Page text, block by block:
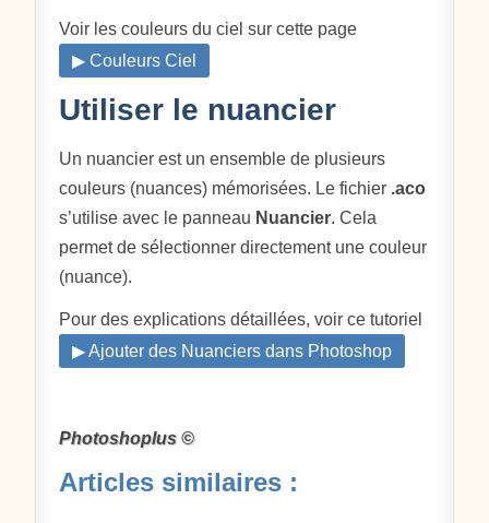
Voir les couleurs du ciel sur cette page
▶ Couleurs Ciel
Utiliser le nuancier
Un nuancier est un ensemble de plusieurs
couleurs (nuances) mémorisées. Le fichier .aco
s’utilise avec le panneau Nuancier. Cela
permet de sélectionner directement une couleur
(nuance).
Pour des explications détaillées, voir ce tutoriel
▶ Ajouter des Nuanciers dans Photoshop
Photoshoplus ©
Articles similaires :